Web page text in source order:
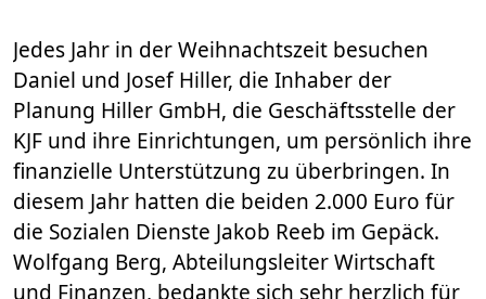
Jedes Jahr in der Weihnachtszeit besuchen
Daniel und Josef Hiller, die Inhaber der
Planung Hiller GmbH, die Geschäftsstelle der
KJF und ihre Einrichtungen, um persönlich ihre
finanzielle Unterstützung zu überbringen. In
diesem Jahr hatten die beiden 2.000 Euro für
die Sozialen Dienste Jakob Reeb im Gepäck.
Wolfgang Berg, Abteilungsleiter Wirtschaft
und Finanzen, bedankte sich sehr herzlich für